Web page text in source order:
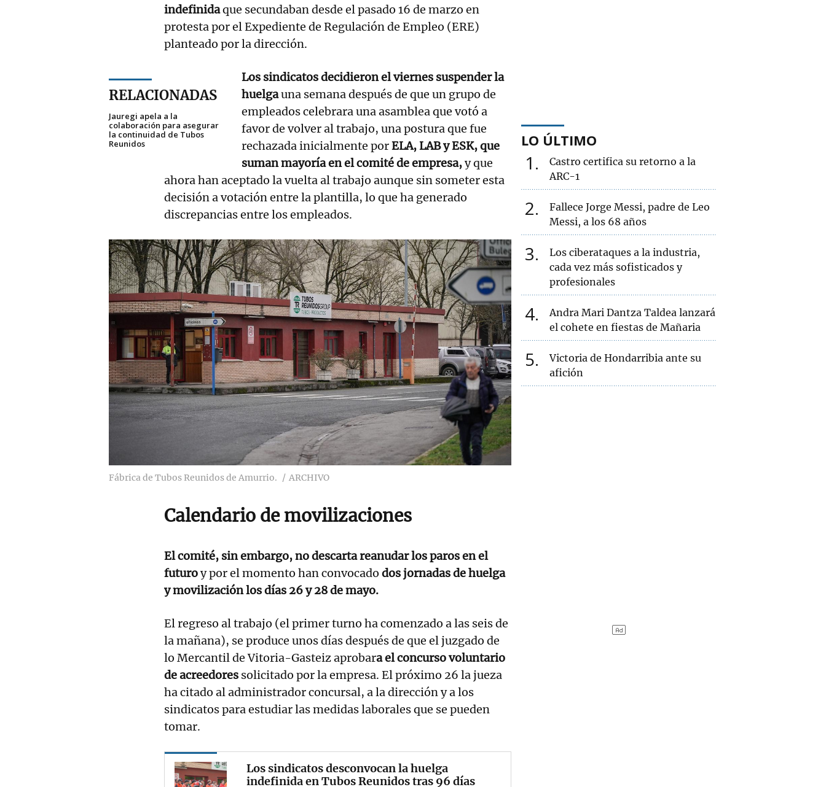
indefinidaque secundaban desde el pasado 16 de marzo en
protesta por el Expediente de Regulación de Empleo (ERE)
planteado por la dirección.
RELACIONADAS
Jauregi apela a la
colaboración para asegurar
la continuidad de Tubos
Reunidos
Los sindicatos decidieron el viernes suspender la
huelgauna semana después de que un grupo de
empleados celebrara una asamblea que votó a
favor de volver al trabajo, una postura que fue
rechazada inicialmente porELA, LAB y ESK, que
suman mayoría en el comité de empresa,y que
ahora han aceptado la vuelta al trabajo aunque sin someter esta
decisión a votación entre la plantilla, lo que ha generado
discrepancias entre los empleados.
Fábrica de Tubos Reunidos de Amurrio. ARCHIVO
Calendario de movilizaciones
El comité, sin embargo, no descarta reanudar los paros en el
futuroy por el momento han convocado dos jornadas de huelga
y movilización los días 26 y 28 de mayo.
El regreso al trabajo (el primer turno ha comenzado a las seis de
la mañana), se produce unos días después de que el juzgado de
lo Mercantil de Vitoria-Gasteiz aprobara el concurso voluntario
de acreedores solicitado por la empresa. El próximo 26 la jueza
ha citado al administrador concursal, a la dirección y a los
sindicatos para estudiar las medidas laborales que se pueden
tomar.
Los sindicatos desconvocan la huelga
indefinida en Tubos Reunidos tras 96 días
LO ÚLTIMO
1
Castro certifica su retorno a la
ARC-1
2
Fallece Jorge Messi, padre de Leo
Messi, a los 68 años
3
Los ciberataques a la industria,
cada vez más sofisticados y
profesionales
4
Andra Mari Dantza Taldea lanzará
el cohete en fiestas de Mañaria
5
Victoria de Hondarribia ante su
afición